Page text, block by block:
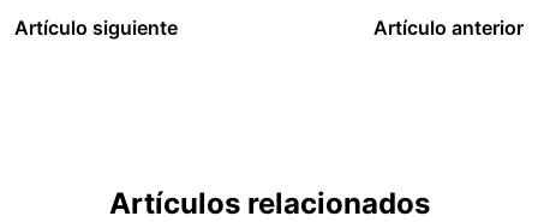
Artículo siguiente Artículo anterior
Artículos relacionados